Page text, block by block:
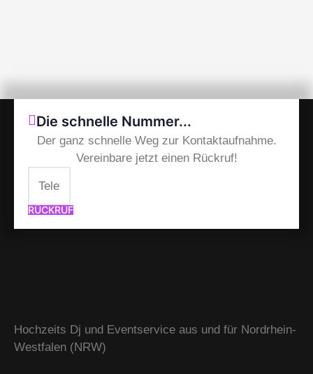
Die schnelle Nummer...
Der ganz schnelle Weg zur Kontaktaufnahme.
Vereinbare jetzt einen Rückruf!
RÜCKRUF
Hochzeits Dj und Eventservice aus und für Nordrhein-
Westfalen (NRW)